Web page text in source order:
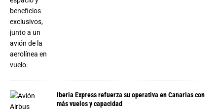
Iberia Express refuerza su operativa en Canarias con
más vuelos y capacidad